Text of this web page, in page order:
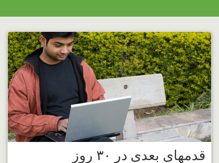
قدمهای بعدی در ۳۰ روز